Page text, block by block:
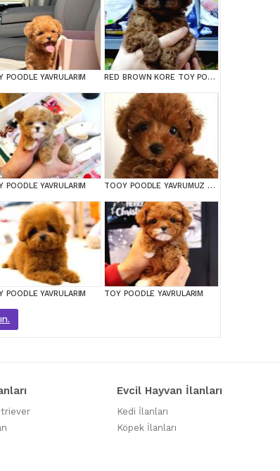
POODLE YAVRULARIM RED BROWN KORE TOY POODEL BEBEKLERİMİZ BAKIRKÖY
POODLE YAVRULARIM TOOY POODLE YAVRUMUZ 0 TEACUP
POODLE YAVRULARIM TOY POODLE YAVRULARIM
Evcil Hayvan İlanları
Kedi İlanları
Köpek İlanları